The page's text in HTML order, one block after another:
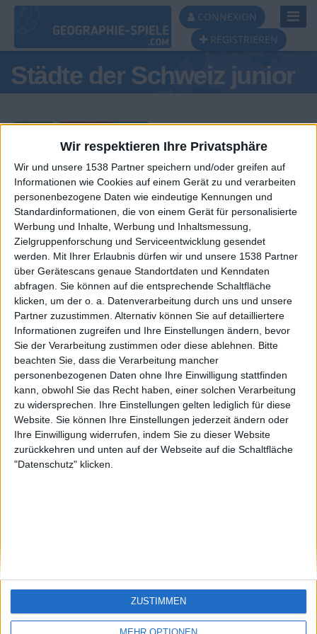
Wir respektieren Ihre Privatsphäre
Wir und unsere 1538 Partner speichern und/oder greifen auf
Informationen wie Cookies auf einem Gerät zu und verarbeiten
personenbezogene Daten wie eindeutige Kennungen und
Standardinformationen, die von einem Gerät für personalisierte
Werbung und Inhalte, Werbung und Inhaltsmessung,
Zielgruppenforschung und Serviceentwicklung gesendet
werden. Mit Ihrer Erlaubnis dürfen wir und unsere 1538 Partner
über Gerätescans genaue Standortdaten und Kenndaten
abfragen. Sie können auf die entsprechende Schaltfläche
klicken, um der o. a. Datenverarbeitung durch uns und unsere
Partner zuzustimmen. Alternativ können Sie auf detailliertere
Informationen zugreifen und Ihre Einstellungen ändern, bevor
Sie der Verarbeitung zustimmen oder diese ablehnen. Bitte
beachten Sie, dass die Verarbeitung mancher
personenbezogenen Daten ohne Ihre Einwilligung stattfinden
kann, obwohl Sie das Recht haben, einer solchen Verarbeitung
zu widersprechen. Ihre Einstellungen gelten lediglich für diese
Website. Sie können Ihre Einstellungen jederzeit ändern oder
Ihre Einwilligung widerrufen, indem Sie zu dieser Website
zurückkehren und unten auf der Webseite auf die Schaltfläche
"Datenschutz" klicken.
ZUSTIMMEN
CONNEXION
REGISTRIEREN
Städte der Schweiz junior
Tagespodest
#1
offside
#2
Sepp
#3
sontagch
Si vous êtes francophone, vous devriez aller
🇺🇸 We noticed you’re visiting
from an English-speaking
country
Join our American version now and be
among the firsts to submit your score
on our leaderboards!
Let's visit GeoHeroes.com!